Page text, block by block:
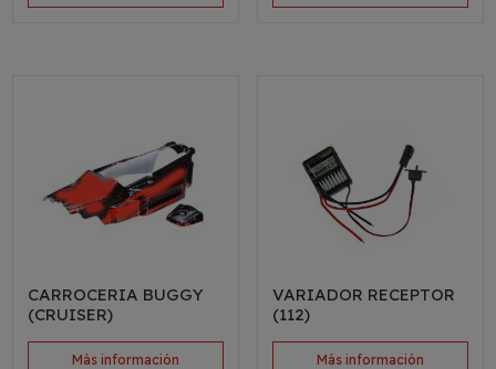
CARROCERIA BUGGY
(CRUISER)
Más información
VARIADOR RECEPTOR
(112)
Más información